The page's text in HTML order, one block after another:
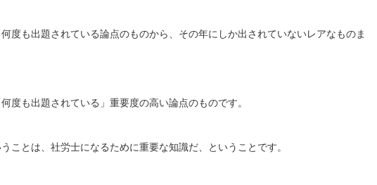
度も出題されている論点のものから、その年にしか出されていないレアなものま
度も出題されている」重要度の高い論点のものです。
ことは、社労士になるために重要な知識だ、ということです。